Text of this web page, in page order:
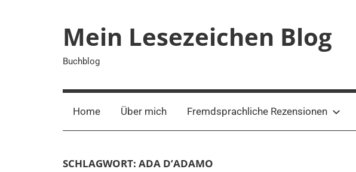
Mein Lesezeichen Blog
Buchblog
Home Über mich Fremdsprachliche Rezensionen
SCHLAGWORT: ADA D’ADAMO